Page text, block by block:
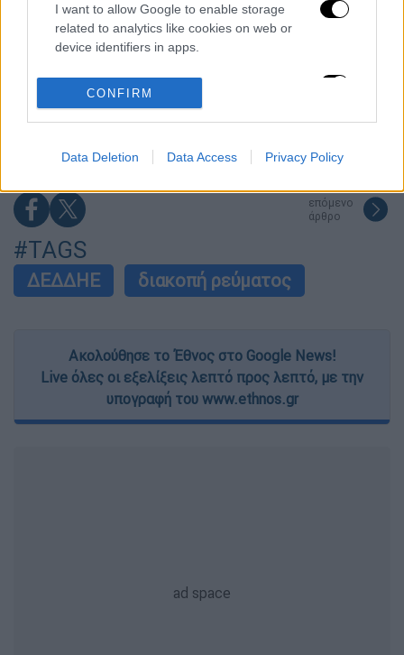
I want to allow Google to enable storage
related to analytics like cookies on web or
device identifiers in apps.
I want to allow Google to enable storage
related to personalization.
I want to allow Google to enable storage
related to security, including authentication
user protection.
CONFIRM
Data Deletion Data Access Privacy Policy
Σκιάθος: Φρικιαστική καταγγελία 15χρονου
για κατ' εξακολούθηση βιασμό,
βιντεοσκόπηση και εκβιασμό από 17χρονο
«Έφυγε ένα δευτερόλεπτο από την προσοχή
μου» - Τα πρώτα λόγια του πατέρα του
4χρονου που πνίγηκε σε πισίνα στην Πάρο
επόμενο
άρθρο
#TAGS
ΔΕΔΔΗΕ διακοπή ρεύματος
Ακολούθησε το Έθνος στο Google News!
Live όλες οι εξελίξεις λεπτό προς λεπτό, με την
υπογραφή του www.ethnos.gr